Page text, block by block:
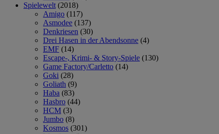
Spielewelt (2018)
Amigo (117)
Asmodee (137)
Denkriesen (30)
Drei Hasen in der Abendsonne (4)
EMF (14)
Escape-, Krimi- & Story-Spiele (130)
Game Factory/Carletto (14)
Goki (28)
Goliath (9)
Haba (83)
Hasbro (44)
HCM (3)
Jumbo (8)
Kosmos (301)